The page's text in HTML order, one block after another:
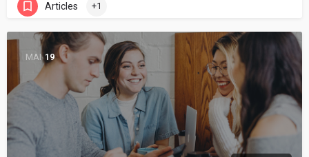
Articles +1
MAI 19